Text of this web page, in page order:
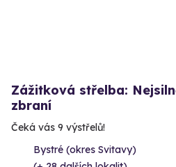
Zážitková střelba:
zbraní
Čeká vás 9 výstřelů!
Bystré (okres Svitavy)